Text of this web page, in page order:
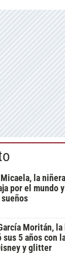
la
por el mundo
Moritán, la
5 años con
y glitter